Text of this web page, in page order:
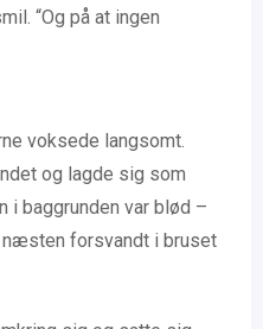
“Og på at ingen
voksede langsomt.
og lagde sig som
i baggrunden var blød –
næsten forsvandt i bruset